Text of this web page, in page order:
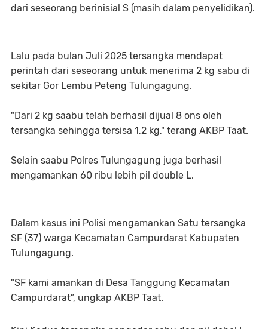
dari seseorang berinisial S (masih dalam penyelidikan).
Lalu pada bulan Juli 2025 tersangka mendapat
perintah dari seseorang untuk menerima 2 kg sabu di
sekitar Gor Lembu Peteng Tulungagung.
"Dari 2 kg saabu telah berhasil dijual 8 ons oleh
tersangka sehingga tersisa 1,2 kg," terang AKBP Taat.
Selain saabu Polres Tulungagung juga berhasil
mengamankan 60 ribu lebih pil double L.
Dalam kasus ini Polisi mengamankan Satu tersangka
SF (37) warga Kecamatan Campurdarat Kabupaten
Tulungagung.
"SF kami amankan di Desa Tanggung Kecamatan
Campurdarat”, ungkap AKBP Taat.